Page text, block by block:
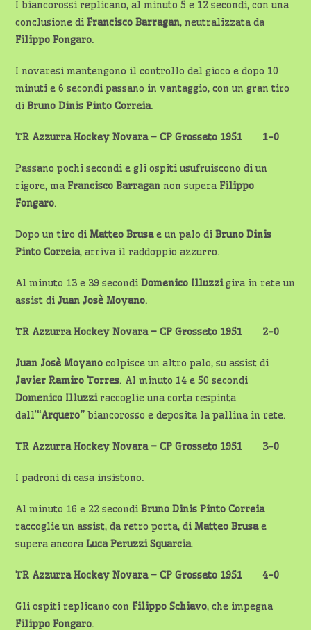
I biancorossi replicano, al minuto 5 e 12 secondi, con una
conclusione di Francisco Barragan, neutralizzata da
Filippo Fongaro.
I novaresi mantengono il controllo del gioco e dopo 10
minuti e 6 secondi passano in vantaggio, con un gran tiro
diBruno Dinis Pinto Correia.
TR Azzurra Hockey Novara – CP Grosseto 1951 1-0
Passano pochi secondi e gli ospiti usufruiscono di un
rigore, ma Francisco Barragannon supera Filippo
Fongaro.
Dopo un tiro diMatteo Brusae un palo diBruno Dinis
Pinto Correia, arriva il raddoppio azzurro.
Al minuto 13 e 39 secondiDomenico Illuzzigira in rete un
assist di Juan Josè Moyano.
TR Azzurra Hockey Novara – CP Grosseto 1951 2-0
Juan Josè Moyanocolpisce un altro palo, su assist di
Javier Ramiro Torres. Al minuto 14 e 50 secondi
Domenico Illuzziraccoglie una corta respinta
dall’“Arquero” biancorosso e deposita la pallina in rete.
TR Azzurra Hockey Novara – CP Grosseto 1951 3-0
I padroni di casa insistono.
Al minuto 16 e 22 secondiBruno Dinis Pinto Correia
raccoglie un assist, da retro porta, diMatteo Brusae
supera ancoraLuca Peruzzi Squarcia.
TR Azzurra Hockey Novara – CP Grosseto 1951 4-0
Gli ospiti replicano con Filippo Schiavo, che impegna
Filippo Fongaro.